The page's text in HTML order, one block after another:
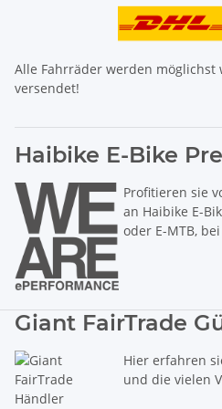
Alle Fahrräder werden möglichst
versendet!
Haibike E-Bike
Profitieren sie
an Haibike E-
oder E-MTB,
Giant FairTrade
Hier erfahren
und die vielen